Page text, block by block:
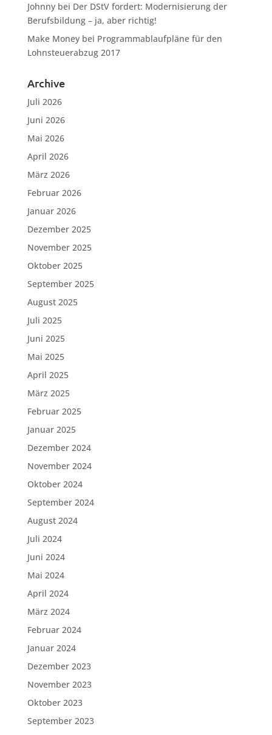
Johnnybei Der DStV fordert: Modernisierung der
Berufsbildung – ja, aber richtig!
Make Moneybei Programmablaufpläne für den
Lohnsteuerabzug 2017
Archive
Juli 2026
Juni 2026
Mai 2026
April 2026
März 2026
Februar 2026
Januar 2026
Dezember 2025
November 2025
Oktober 2025
September 2025
August 2025
Juli 2025
Juni 2025
Mai 2025
April 2025
März 2025
Februar 2025
Januar 2025
Dezember 2024
November 2024
Oktober 2024
September 2024
August 2024
Juli 2024
Juni 2024
Mai 2024
April 2024
März 2024
Februar 2024
Januar 2024
Dezember 2023
November 2023
Oktober 2023
September 2023